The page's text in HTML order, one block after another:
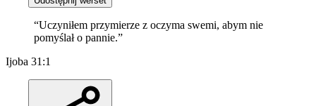
“Uczyniłem przymierze z oczyma swemi, abym nie
pomyślał o pannie.”
Ijoba 31:1